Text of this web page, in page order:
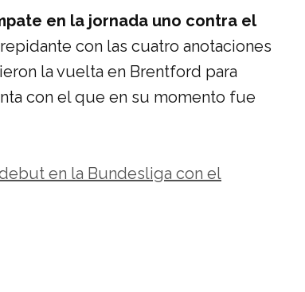
en la jornada uno contra el
con las cuatro anotaciones
la vuelta en Brentford para
con el que en su momento fue
en la Bundesliga con el